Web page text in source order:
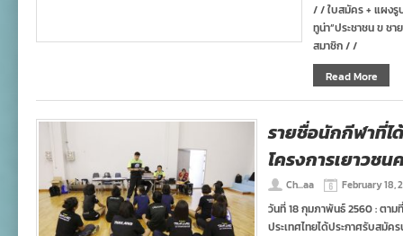
/ / ใบสมัคร + แผงรู
ทูน่า”ประชาชน ข ช
สมาชิก / /
Read More
รายชื่อนักกีฬาที่ไ
โครงการเยาวช
Ch...aa February 18,
วันที่ 18 กุมภาพันธ์ 2560 : ตา
ประเทศไทยได้ประกาศรับสมัค